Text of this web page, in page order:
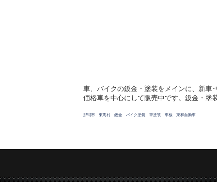
車、バイクの鈑金・塗装をメインに、新車
価格車を中心にして販売中です。鈑金・塗
那珂市 東海村 鈑金 バイク塗装 車塗装 車検 東和自動車